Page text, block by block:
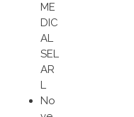
ME
DIC
AL
SEL
AR
L
No